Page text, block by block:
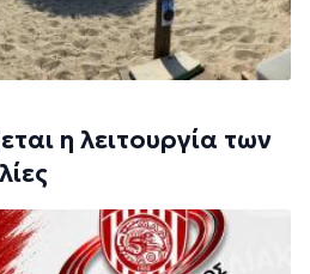
η λειτουργία των